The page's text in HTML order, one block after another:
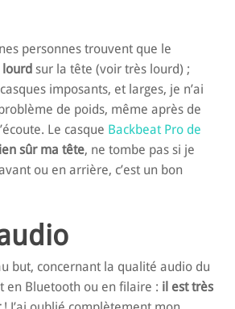
personnes trouvent que le
lourd sur la tête (voir très lourd) ;
imposants, et larges, je n’ai
de poids, même après de
Le casque Backbeat Pro de
sûr ma tête, ne tombe pas si je
ou en arrière, c’est un bon
but, concernant la qualité audio du
en Bluetooth ou en filaire : il est très